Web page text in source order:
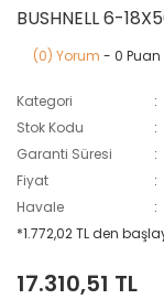
BUSHNELL 6-
(0) Yorum - 0 Puan
Kategori
Stok Kodu
Garanti Süresi
Fiyat
Havale
*1.772,02 TL den
17.310,51 TL